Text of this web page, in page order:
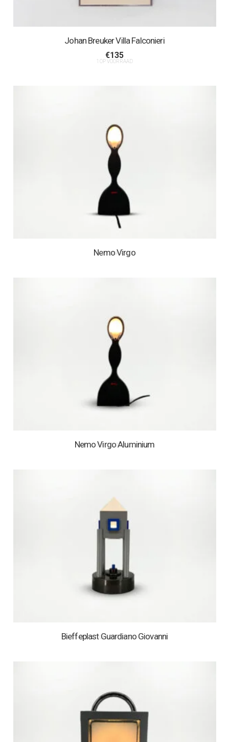
Johan Breuker Villa Falconieri
€135
1 OP VOORRAAD
Nemo Virgo
1 OP VOORRAAD
Nemo Virgo Aluminium
1 OP VOORRAAD
Bieffeplast Guardiano Giovanni
1 OP VOORRAAD